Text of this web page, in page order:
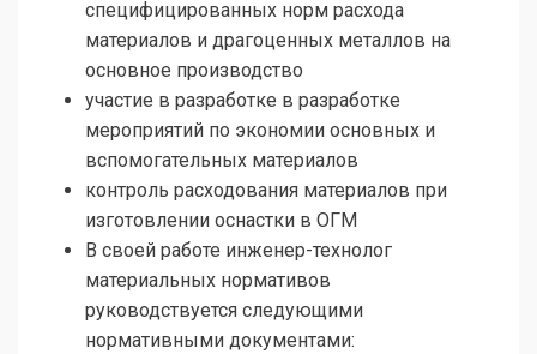
специфицированных норм расхода
материалов и драгоценных металлов на
основное производство
участие в разработке в разработке
мероприятий по экономии основных и
вспомогательных материалов
контроль расходования материалов при
изготовлении оснастки в ОГМ
В своей работе инженер-технолог
материальных нормативов
руководствуется следующими
нормативными документами: